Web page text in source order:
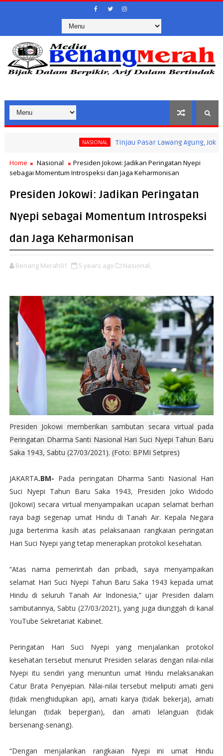
Tinjau Pasar Lawang Agung, Jokowi
Home Nasional
Presiden Jokowi: Jadikan Peringatan Nyepi
sebagai Momentum Introspeksi dan Jaga Keharmonisan
Presiden Jokowi: Jadikan Peringatan
Nyepi sebagai Momentum Introspeksi
dan Jaga Keharmonisan
Benang Merah01 5 years ago Nasional,
Presiden Jokowi memberikan sambutan secara virtual pada
Peringatan Dharma Santi Nasional Hari Suci Nyepi Tahun Baru
Saka 1943, Sabtu (27/03/2021). (Foto: BPMI Setpres)
JAKARTA.BM- Pada peringatan Dharma Santi Nasional Hari
Suci Nyepi Tahun Baru Saka 1943, Presiden Joko Widodo
(Jokowi) secara virtual menyampaikan ucapan selamat berhari
raya bagi segenap umat Hindu di Tanah Air. Kepala Negara
juga berterima kasih atas pelaksanaan rangkaian peringatan
Hari Suci Nyepi yang tetap menerapkan protokol kesehatan.
“Atas nama pemerintah dan pribadi, saya menyampaikan
selamat Hari Suci Nyepi Tahun Baru Saka 1943 kepada umat
Hindu di seluruh Tanah Air Indonesia,” ujar Presiden dalam
sambutannya, Sabtu (27/03/2021), yang juga diunggah di kanal
YouTube Sekretariat Kabinet.
Peringatan Hari Suci Nyepi yang menjalankan protokol
kesehatan tersebut menurut Presiden selaras dengan nilai-nilai
Nyepi itu sendiri yang menuntun umat Hindu melaksanakan
Catur Brata Penyepian. Nilai-nilai tersebut meliputi amati geni
(tidak menghidupkan api), amati karya (tidak bekerja), amati
lelungan (tidak bepergian), dan amati lelanguan (tidak
bersenang-senang).
“Dengan menjalankan rangkaian Nyepi ini umat Hindu